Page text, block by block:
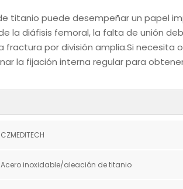
titanio puede desempeñar un papel
la diáfisis femoral, la falta de unión
fractura por división amplia.Si necesita
la fijación interna regular para
CZMEDITECH
Acero inoxidable/aleación de titanio